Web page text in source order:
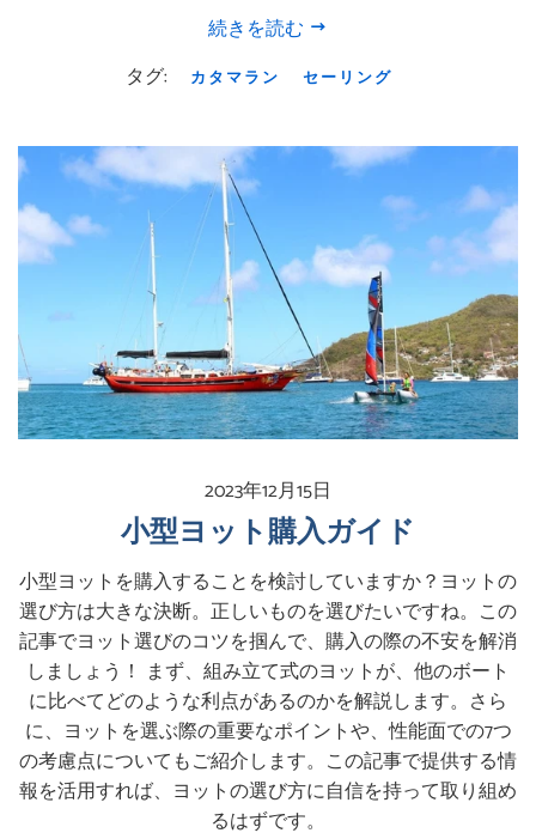
続きを読む
タグ:
カタマラン セーリング
2023年12月15日
小型ヨット購入ガイド
小型ヨットを購入することを検討していますか？ヨットの
選び方は大きな決断。正しいものを選びたいですね。この
記事でヨット選びのコツを掴んで、購入の際の不安を解消
しましょう！ まず、組み立て式のヨットが、他のボート
に比べてどのような利点があるのかを解説します。さら
に、ヨットを選ぶ際の重要なポイントや、性能面での7つ
の考慮点についてもご紹介します。この記事で提供する情
報を活用すれば、ヨットの選び方に自信を持って取り組め
るはずです。